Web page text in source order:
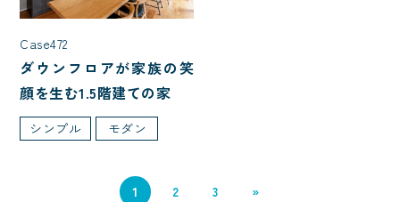
Case472
ダウンフロアが家族の笑
顔を生む1.5階建ての家
シンプル モダン
1 2 3 »
こだわり・性能
2階リビング
ハイトリビング
白い外観
L型キッチン
ファミリークローク
アイランドキッチン